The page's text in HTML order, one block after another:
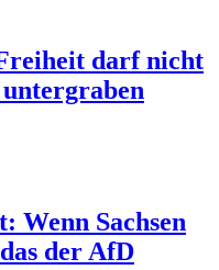
darf nicht
Wenn Sachsen
der AfD